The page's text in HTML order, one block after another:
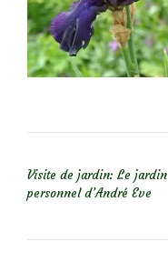
Visite de jardin: Le jardin
personnel d’André Eve